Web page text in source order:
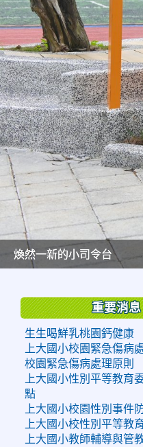
美麗的操場是我們活力的
美麗的操場是我們活力的
煥然一新的小司令台
煥然一新的小司令台
富含桃園埤塘田園風光意
富含桃園埤塘田園風光意
嶄新的中庭廣場
嶄新的中庭廣場
水生池生生不息
水生池生生不息
重要消息
生生喝鮮乳桃園鈣健康
上大國小校園緊急傷病
校園緊急傷病處理原則
上大國小性別平等教育
點
上大國小校園性別事件
上大國小校性別平等教
上大國小教師輔導與管